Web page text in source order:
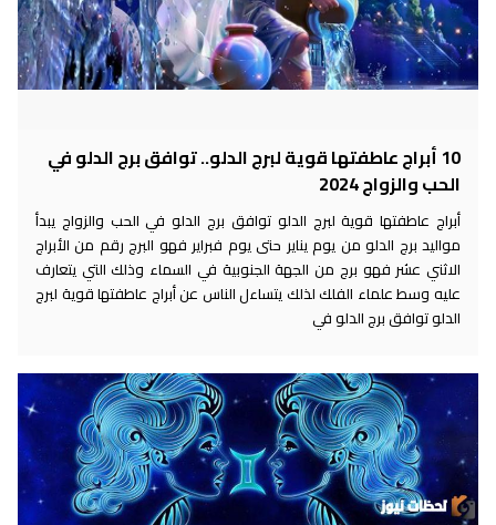
10 أبراج عاطفتها قوية لبرج الدلو.. توافق برج الدلو في
الحب والزواج 2024
أبراج عاطفتها قوية لبرج الدلو توافق برج الدلو في الحب والزواج يبدأ
مواليد برج الدلو من يوم يناير حتى يوم فبراير فهو البرج رقم من الأبراج
الاثني عشر فهو برج من الجهة الجنوبية في السماء وذلك التي يتعارف
عليه وسط علماء الفلك لذلك يتساءل الناس عن أبراج عاطفتها قوية لبرج
الدلو توافق برج الدلو في